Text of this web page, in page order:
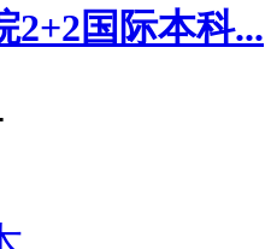
2+2国际本科...